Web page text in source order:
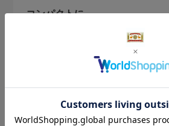
コンパクトに
色：BLACK
no name
ご利用年数：1年
ベルトの調整も簡単 ファスナーで中身
なく